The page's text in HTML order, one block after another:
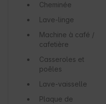
Cheminée
Lave-linge
Machine à café /
cafetière
Casseroles et
poêles
Lave-vaisselle
Plaque de